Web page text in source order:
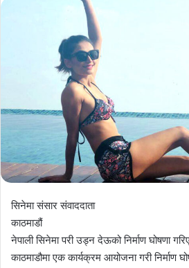
सिनेमा संसार संवाददाता
काठमाडौं
नेपाली सिनेमा परी उड्न देऊको निर्माण घोषणा
काठमाडौमा एक कार्यक्रम आयोजना गरी निर्माण